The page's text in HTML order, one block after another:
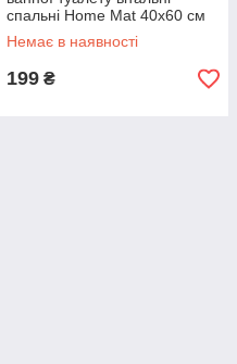
спальні Home Mat 40х60 см
Немає в наявності
199 ₴